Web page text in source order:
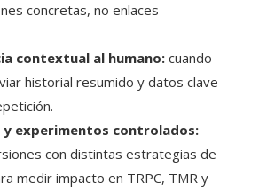
concretas, no enlaces
contextual al humano: cuando
historial resumido y datos clave
y experimentos controlados:
con distintas estrategias de
medir impacto en TRPC, TMR y